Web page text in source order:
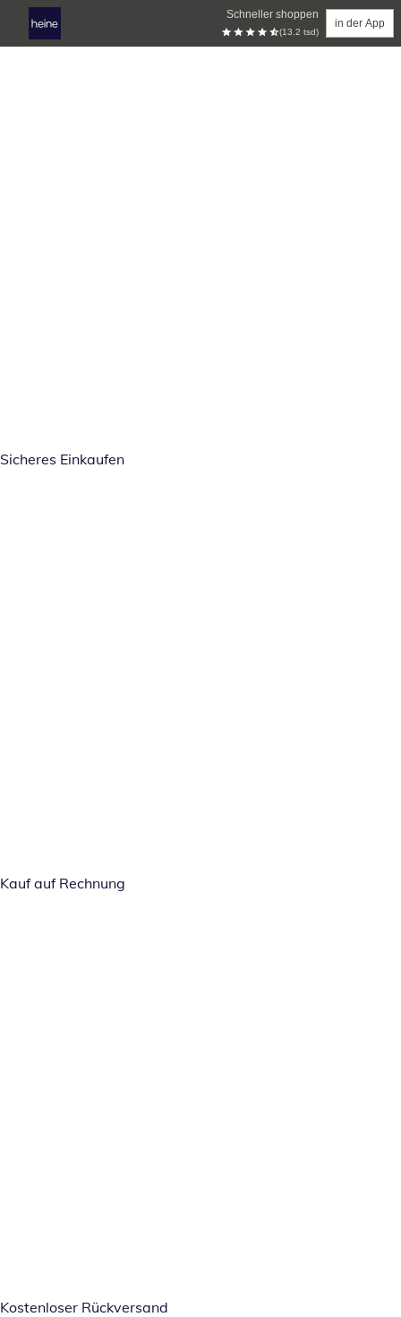
Schneller shoppen
(13.2 tsd)
in der App
Sicheres Einkaufen
Kauf auf Rechnung
Kostenloser Rückversand